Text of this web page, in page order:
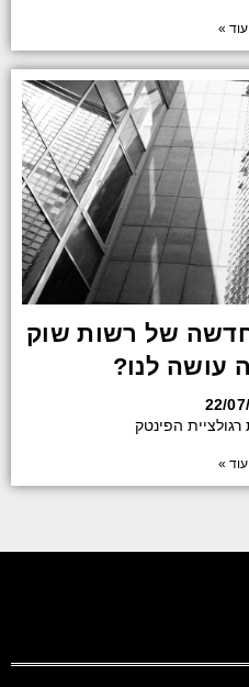
»
של רשות שוק
עושה לנו?
22/
הפינטק
»